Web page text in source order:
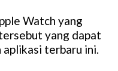
Watch yang
yang dapat
aplikasi terbaru ini.